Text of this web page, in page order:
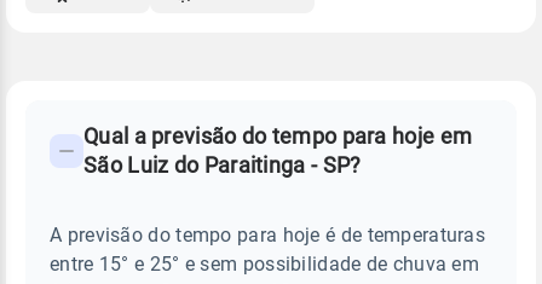
PREVISÃO
TEMPO
Perguntas
sobre
chuva
Qual a previsão do tempo para hoje em
São Luiz do Paraitinga - SP?
A previsão do tempo para hoje é de temperaturas
entre 15° e 25° e sem possibilidade de chuva em